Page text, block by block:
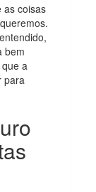
as coisas
bem
a
para